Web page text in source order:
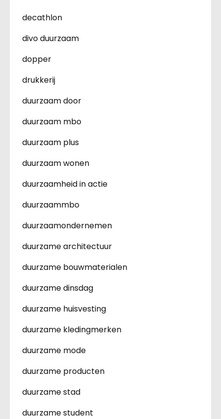
decathlon
divo duurzaam
dopper
drukkerij
duurzaam door
duurzaam mbo
duurzaam plus
duurzaam wonen
duurzaamheid in actie
duurzaammbo
duurzaamondernemen
duurzame architectuur
duurzame bouwmaterialen
duurzame dinsdag
duurzame huisvesting
duurzame kledingmerken
duurzame mode
duurzame producten
duurzame stad
duurzame student